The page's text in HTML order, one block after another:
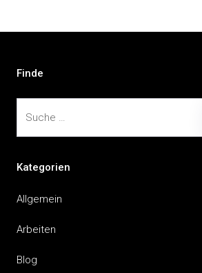
Finde
Kategorien
Allgemein
Arbeiten
Blog